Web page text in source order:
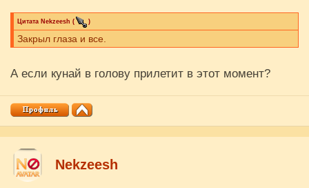
Цитата Nekzeesh ( )
Закрыл глаза и все.
А если кунай в голову прилетит в этот момент?
Nekzeesh